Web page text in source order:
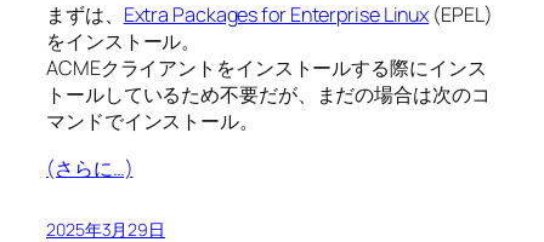
まずは、 Extra Packages for Enterprise Linux (EPEL)
をインストール。
ACMEクライアントをインストールする際にインス
トールしているため不要だが、まだの場合は次のコ
マンドでインストール。
(さらに…)
2025年3月29日